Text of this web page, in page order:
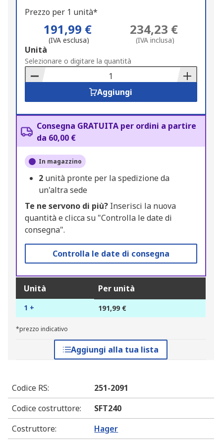
Prezzo per 1 unità*
191,99 €
(IVA esclusa)
234,23 €
(IVA inclusa)
Add
to
Basket
Unità
Selezionare o digitare la quantità
Aggiungi
Consegna GRATUITA per ordini a partire
da 60,00 €
In magazzino
2 unità pronte per la spedizione da
un'altra sede
Te ne servono di più? Inserisci la nuova
quantità e clicca su "Controlla le date di
consegna".
Controlla le date di consegna
Unità Per unità
1 + 191,99 €
*prezzo indicativo
Aggiungi alla tua lista
Codice RS:
251-2091
Codice costruttore:
SFT240
Costruttore: Hager